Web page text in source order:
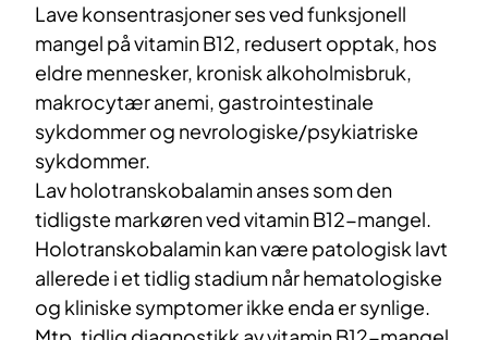
Lave konsentrasjoner ses ved funksjonell
mangel på vitamin B12, redusert opptak, hos
eldre mennesker, kronisk alkoholmisbruk,
makrocytær anemi, gastrointestinale
sykdommer og nevrologiske/psykiatriske
sykdommer.
Lav holotranskobalamin anses som den
tidligste markøren ved vitamin B12-mangel.
Holotranskobalamin kan være patologisk lavt
allerede i et tidlig stadium når hematologiske
og kliniske symptomer ikke enda er synlige.